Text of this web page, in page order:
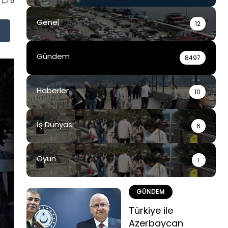
Genel 12
Gündem 8497
Haberler 10
İş Dünyası 6
Oyun 1
GÜNDEM
Türkiye ile
Azerbaycan